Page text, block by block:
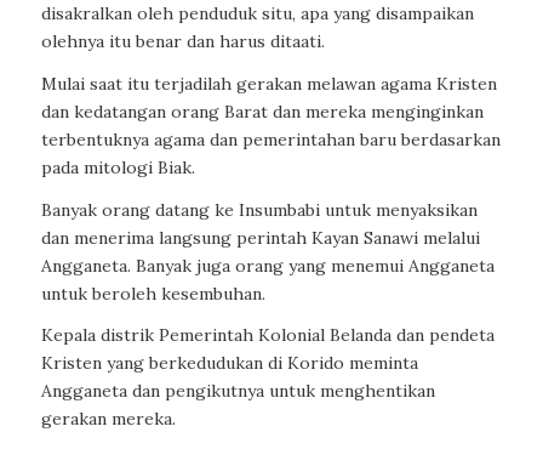
disakralkan oleh penduduk situ, apa yang disampaikan
olehnya itu benar dan harus ditaati.
Mulai saat itu terjadilah gerakan melawan agama Kristen
dan kedatangan orang Barat dan mereka menginginkan
terbentuknya agama dan pemerintahan baru berdasarkan
pada mitologi Biak.
Banyak orang datang ke Insumbabi untuk menyaksikan
dan menerima langsung perintah Kayan Sanawi melalui
Angganeta. Banyak juga orang yang menemui Angganeta
untuk beroleh kesembuhan.
Kepala distrik Pemerintah Kolonial Belanda dan pendeta
Kristen yang berkedudukan di Korido meminta
Angganeta dan pengikutnya untuk menghentikan
gerakan mereka.